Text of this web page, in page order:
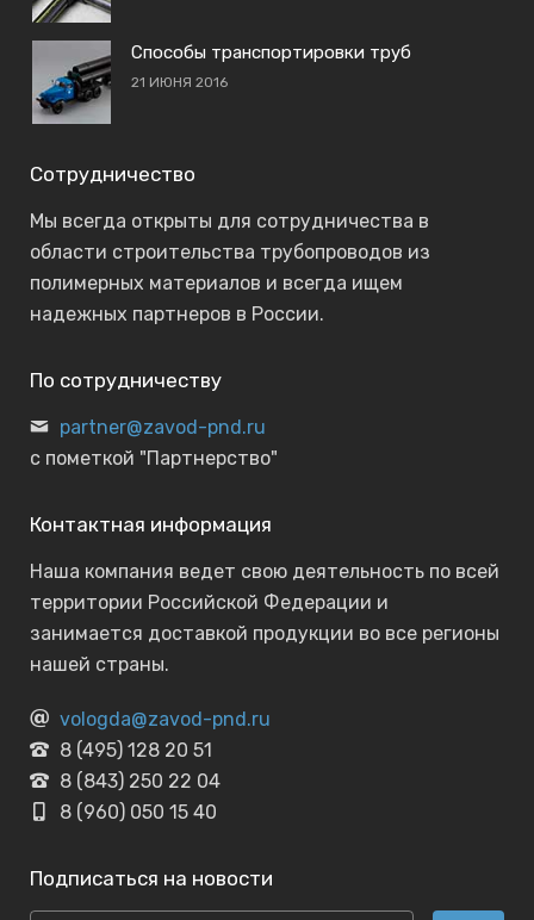
Способы транспортировки труб
21 ИЮНЯ 2016
Сотрудничество
Мы всегда открыты для сотрудничества в
области строительства трубопроводов из
полимерных материалов и всегда ищем
надежных партнеров в России.
По сотрудничеству
partner@zavod-pnd.ru
с пометкой "Партнерство"
Контактная информация
Наша компания ведет свою деятельность по всей
территории Российской Федерации и
занимается доставкой продукции во все регионы
нашей страны.
vologda@zavod-pnd.ru
8 (495) 128 20 51
8 (843) 250 22 04
8 (960) 050 15 40
Подписаться на новости